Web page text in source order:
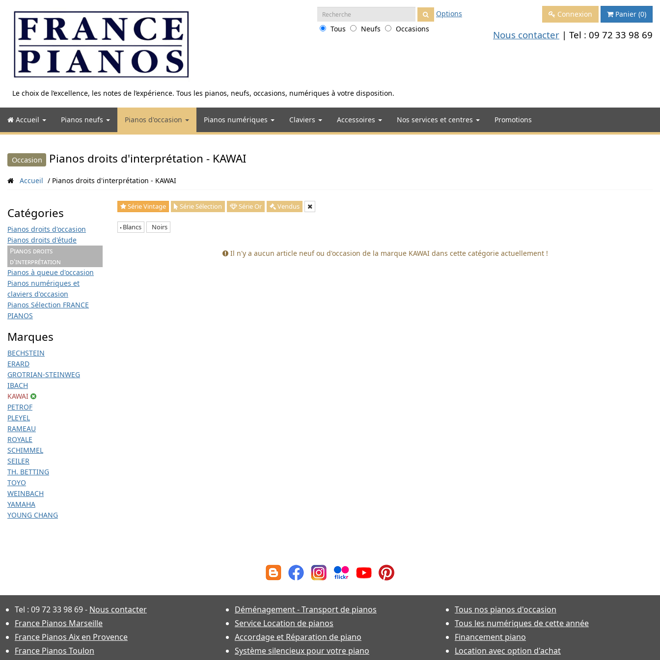
contenu
Le choix de l’excellence, les notes de l’expérience. Tous les pianos, neufs, occasions, numériques à votre disposition.
Recherche
:
Options
Tous
Neufs Occasions
Connexion Panier (0)
Nous contacter | Tel : 09 72 33 98 69
Accueil Pianos neufs Pianos d'occasion Pianos numériques Claviers Accessoires Nos services et centres Promotions
Occasion Pianos droits d'interprétation - KAWAI
Accueil Pianos droits d'interprétation - KAWAI
Catégories
Pianos droits d'occasion
Pianos droits d'étude
Pianos droits
d'interprétation
Pianos à queue d'occasion
Pianos numériques et
claviers d'occasion
Pianos Sélection FRANCE
PIANOS
Marques
BECHSTEIN
ERARD
GROTRIAN-STEINWEG
IBACH
KAWAI
PETROF
PLEYEL
RAMEAU
ROYALE
SCHIMMEL
SEILER
TH. BETTING
TOYO
WEINBACH
YAMAHA
YOUNG CHANG
Série Vintage Série Sélection Série Or Vendus
Blancs Noirs
Il n'y a aucun article neuf ou d'occasion de la marque KAWAI dans cette catégorie actuellement !
Tel : 09 72 33 98 69- Nous contacter
France Pianos Marseille
France Pianos Aix en Provence
France Pianos Toulon
Déménagement - Transport de pianos
Service Location de pianos
Accordage et Réparation de piano
Système silencieux pour votre piano
Tous nos pianos d'occasion
Tous les numériques de cette année
Financement piano
Location avec option d'achat